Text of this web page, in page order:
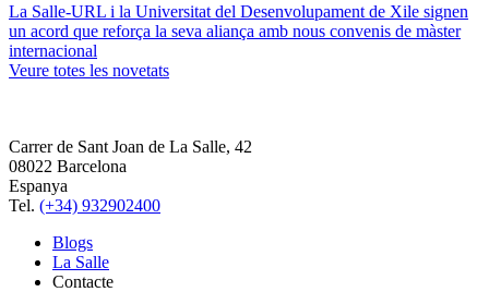
La Salle-URL i la Universitat del Desenvolupament de Xile signen
un acord que reforça la seva aliança amb nous convenis de màster
internacional
Veure totes les novetats
Carrer de Sant Joan de La Salle, 42
08022 Barcelona
Espanya
Tel. (+34) 932902400
Blogs
La Salle
Contacte